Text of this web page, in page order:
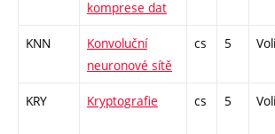
komprese dat
KNN
Konvoluční
neuronové sítě
cs 5
KRY Kryptografie cs 5